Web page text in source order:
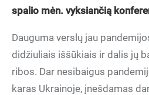
spalio mėn. vyksiančią
Dauguma verslų jau
didžiuliais iššūkiais ir dalis jų
ribos. Dar nesibaigus
karas Ukrainoje, įnešdamas